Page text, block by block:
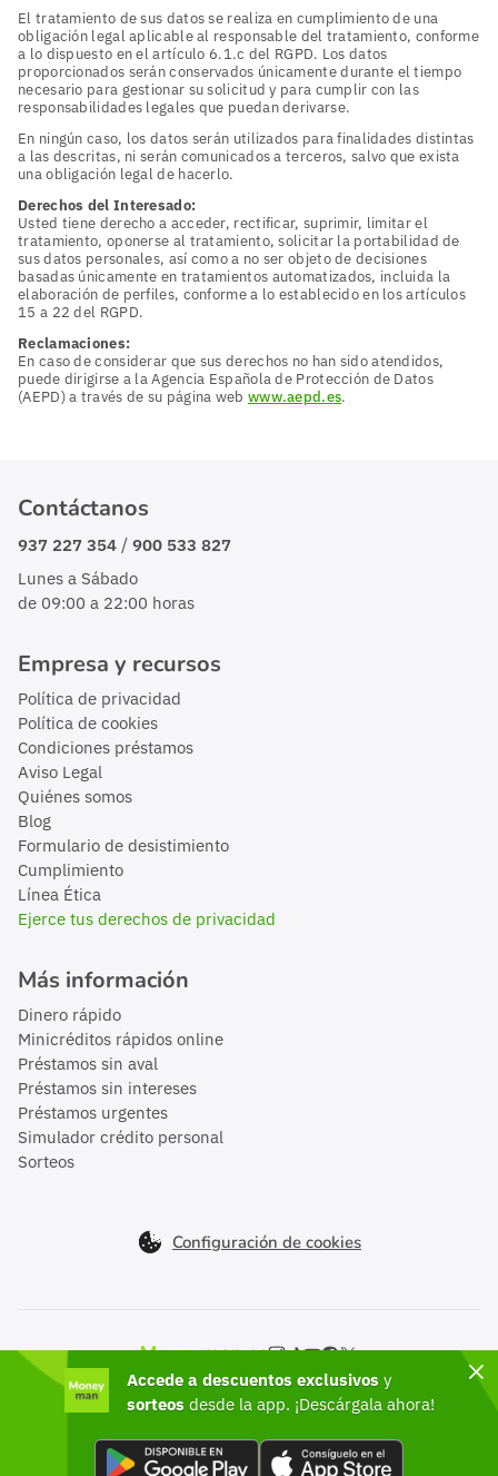
El tratamiento de sus datos se realiza en cumplimiento de una
obligación legal aplicable al responsable del tratamiento, conforme
a lo dispuesto en el artículo 6.1.c del RGPD. Los datos
proporcionados serán conservados únicamente durante el tiempo
necesario para gestionar su solicitud y para cumplir con las
responsabilidades legales que puedan derivarse.
En ningún caso, los datos serán utilizados para finalidades distintas
a las descritas, ni serán comunicados a terceros, salvo que exista
una obligación legal de hacerlo.
Derechos del Interesado:
Usted tiene derecho a acceder, rectificar, suprimir, limitar el
tratamiento, oponerse al tratamiento, solicitar la portabilidad de
sus datos personales, así como a no ser objeto de decisiones
basadas únicamente en tratamientos automatizados, incluida la
elaboración de perfiles, conforme a lo establecido en los artículos
15 a 22 del RGPD.
Reclamaciones:
En caso de considerar que sus derechos no han sido atendidos,
puede dirigirse a la Agencia Española de Protección de Datos
(AEPD) a través de su página web www.aepd.es.
Accede a descuentos exclusivos y
sorteos desde la app. ¡Descárgala ahora!
Contáctanos
937 227 354 / 900 533 827
Lunes a Sábado
de 09:00 a 22:00 horas
Empresa y recursos
Política de privacidad
Política de cookies
Condiciones préstamos
Aviso Legal
Quiénes somos
Blog
Formulario de desistimiento
Cumplimiento
Línea Ética
Ejerce tus derechos de privacidad
Más información
Dinero rápido
Minicréditos rápidos online
Préstamos sin aval
Préstamos sin intereses
Préstamos urgentes
Simulador crédito personal
Sorteos
Configuración de cookies
Moneyman en el mundo
México
©2026 Moneyman